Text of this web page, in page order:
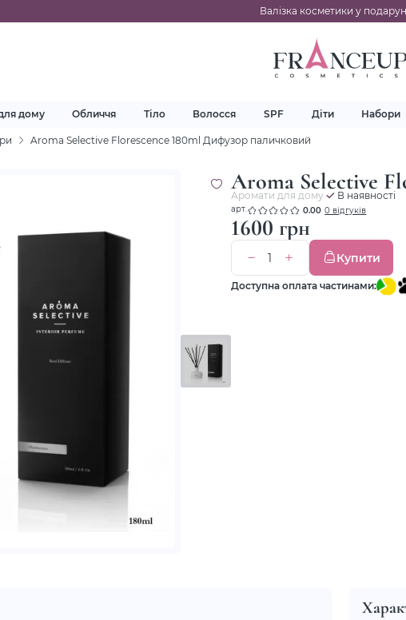
Валізка косметики у
дому Обличчя Тіло Волосся SPF Діти Набори
Aroma Selective Florescence 180ml Дифузор паличковий
Aroma Selective
Аромати для дому В наявності
арт. 0.00 0 відгуків
1600 грн
Купити
Доступна оплата частинами: